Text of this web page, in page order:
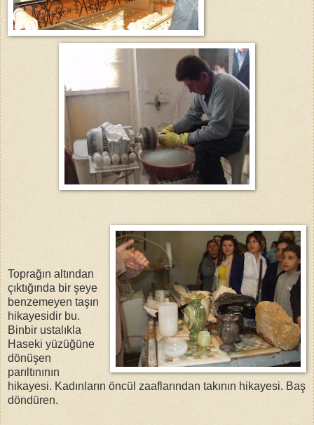
Toprağın altından
çıktığında bir şeye
benzemeyen taşın
hikayesidir bu.
Binbir ustalıkla
Haseki yüzüğüne
dönüşen
parıltınının
hikayesi. Kadınların öncül zaaflarından takının hikayesi. Baş
döndüren.